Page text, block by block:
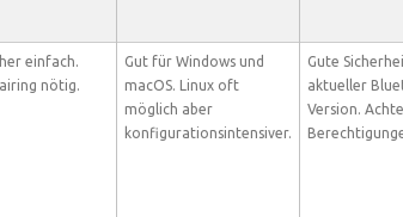
einfach.
nötig.
Gut für Windows und
macOS. Linux oft
möglich aber
konfigurationsintensiver.
Gute
aktueller
Version.